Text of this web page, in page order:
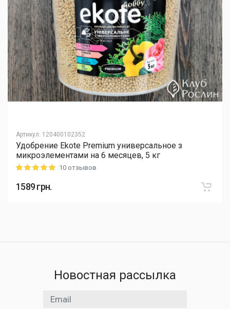
Артикул: 120400102352
Удобрение Ekote Premium универсальное з
микроэлементами на 6 месяцев, 5 кг
Rating: 5 out of 510 отзывов
1589грн.
Новостная рассылка
Email адрес